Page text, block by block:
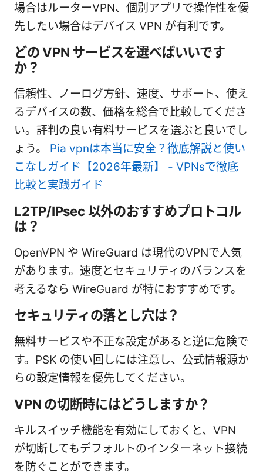
場合はルーターVPN、個別アプリで操作性を優
先したい場合はデバイス VPN が有利です。
どの VPN サービスを選べばいいです
か？
信頼性、ノーログ方針、速度、サポート、使え
るデバイスの数、価格を総合で比較してくださ
い。評判の良い有料サービスを選ぶと良いでし
ょう。 Pia vpnは本当に安全？徹底解説と使い
こなしガイド【2026年最新】 - VPNsで徹底
比較と実践ガイド
L2TP/IPsec 以外のおすすめプロトコル
は？
OpenVPN や WireGuard は現代のVPNで人気
があります。速度とセキュリティのバランスを
考えるなら WireGuard が特におすすめです。
セキュリティの落とし穴は？
無料サービスや不正な設定があると逆に危険で
す。PSK の使い回しには注意し、公式情報源か
らの設定情報を優先してください。
VPN の切断時にはどうしますか？
キルスイッチ機能を有効にしておくと、VPN
が切断してもデフォルトのインターネット接続
を防ぐことができます。